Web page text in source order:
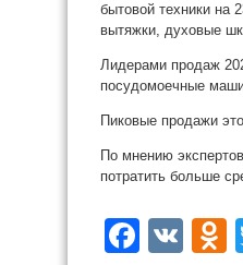
бытовой техники на
вытяжки, духовые
Лидерами продаж
посудомоечные
Пиковые продажи
По мнению
потратить больше
VK